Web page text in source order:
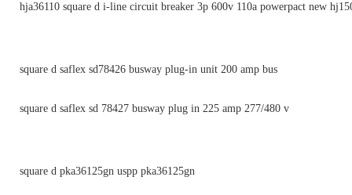
hja36110 square d i-line circuit breaker 3p 600v 110a powerpact new
square d saflex sd78426 busway plug-in unit 200 amp bus
square d saflex sd 78427 busway plug in 225 amp 277/480 v
square d pka36125gn uspp pka36125gn